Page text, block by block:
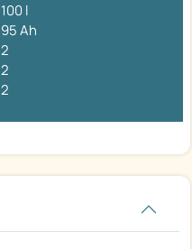
100 l
95 Ah
2
2
2